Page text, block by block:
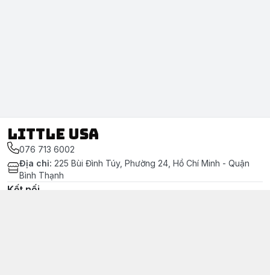
LITTLE USA
076 713 6002
Địa chỉ: 225 Bùi Đình Túy, Phường 24, Hồ Chí Minh - Quận
Bình Thạnh
Kết nối